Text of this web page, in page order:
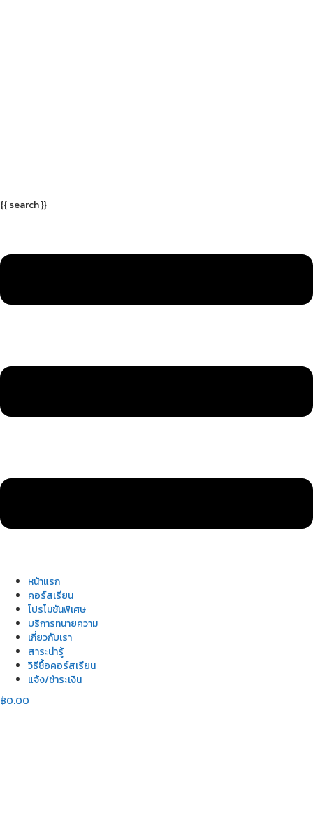
{{ search }}
หน้าแรก
คอร์สเรียน
โปรโมชันพิเศษ
บริการทนายความ
เกี่ยวกับเรา
สาระน่ารู้
วิธีซื้อคอร์สเรียน
แจ้ง/ชำระเงิน
฿0.00